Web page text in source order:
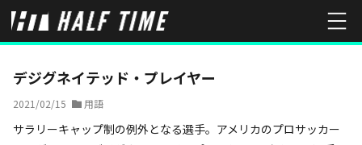
HOME 用語 デジグネイテッド・プレイヤー
デジグネイテッド・プレイヤー
2021/02/15 用語
サラリーキャップ制の例外となる選手。アメリカのプロサッカー